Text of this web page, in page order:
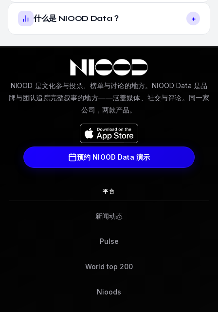
什么是 NIOOD Data？ +
NIOOD 是文化参与投票、榜单与讨论的地方。NIOOD Data 是品
牌与团队追踪完整叙事的地方——涵盖媒体、社交与评论。同一家
公司，两款产品。
预约 NIOOD Data 演示
平台
新闻动态
Pulse
World top 200
Nioods